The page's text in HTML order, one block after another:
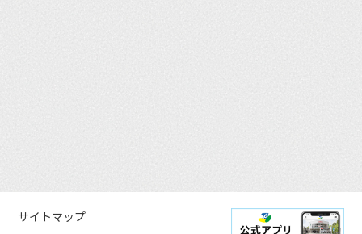
サイトマップ